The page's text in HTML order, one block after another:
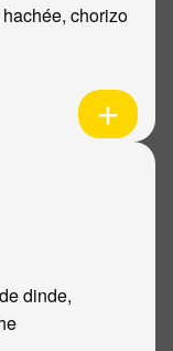
chorizo
dinde,